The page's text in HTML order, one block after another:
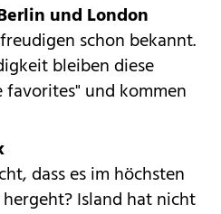
und London
schon bekannt.
bleiben diese
und kommen
dass es im höchsten
Island hat nicht